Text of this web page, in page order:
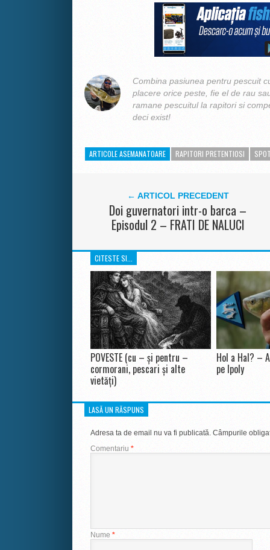
Combina pasiunea pentru pescuit
placere orice peste, fie el de rau
ramane pescuitul la rapitori si
deci exist!
ARTICOLE ASEMANATOARE RAPITORI PRETENTIOSI
← ARTICOL PRECEDENT
Doi guvernatori intr-o barca –
Episodul 2 – FRATI DE NALUCI
CITESTE SI...
POVESTE (cu – și pentru –
cormorani, pescari și alte
vietăți)
Hol a Hal? –
pe Ipoly
LASĂ UN RĂSPUNS
Adresa ta de email nu va fi publicată. Câmpurile
Comentariu*
Nume*